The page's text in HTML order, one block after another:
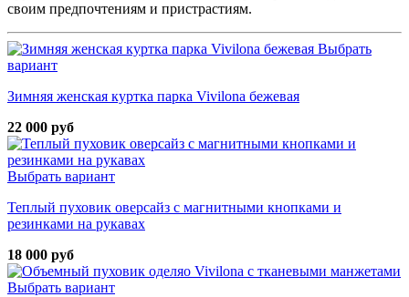
своим предпочтениям и пристрастиям.
Выбрать
вариант
Зимняя женская куртка парка Vivilona бежевая
22 000 руб
Выбрать вариант
Теплый пуховик оверсайз с магнитными кнопками и
резинками на рукавах
18 000 руб
Выбрать вариант